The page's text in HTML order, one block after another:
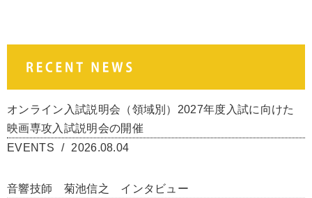
オンライン入試説明会（領域別）2027年度入試に向けた
映画専攻入試説明会の開催
EVENTS
2026.08.04
音響技師 菊池信之 インタビュー